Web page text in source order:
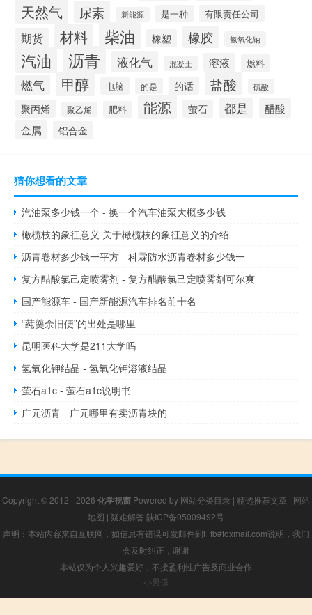
天然气 尿素 新能源 是一种 有限责任公司
期货 材料 柴油 橡塑 橡胶 氢氧化钠
汽油 沥青 液化气 混凝土 溶液 燃料
燃气 甲醇 电脑 的是 的话 盐酸 硫酸
聚丙烯 聚乙烯 肥料 能源 萤石 都是 醋酸
金属 铝合金
猜你想看的文章
汽油泵多少钱一个 - 换一个汽车油泵大概多少钱
橄榄枝的象征意义 关于橄榄枝的象征意义的介绍
沥青卷材多少钱一平方 - 科霖防水沥青卷材多少钱一
复方醋酸氯己定喷雾剂 - 复方醋酸氯己定喷雾剂可尔爽
国产能源车 - 国产新能源汽车排名前十名
“莼羹余旧便”的出处是哪里
昆明医科大学是211大学吗
氢氧化钾结晶 - 氢氧化钾溶液结晶
萤石a1c - 萤石a1c说明书
广元沥青 - 广元哪里有卖沥青块的
Copyright © 2012 - 2026 化学视窗 Powered by 网站分类目录 | 精选推荐文章 | 网站
地图 | 疑难解答 陕ICP备05009492号
声明：本站内容来自互联网，如信息有错误可发邮件到f_fb#foxmail.com说明，我们
会及时纠正，谢谢
本站仅为个人兴趣爱好，不接盈利性广告及商业合作
小男孩